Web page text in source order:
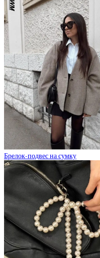
Брелок-подвес на сумку